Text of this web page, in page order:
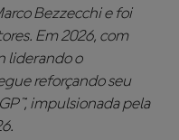
Bezzecchi e foi
Em 2026, com
liderando o
reforçando seu
impulsionada pela